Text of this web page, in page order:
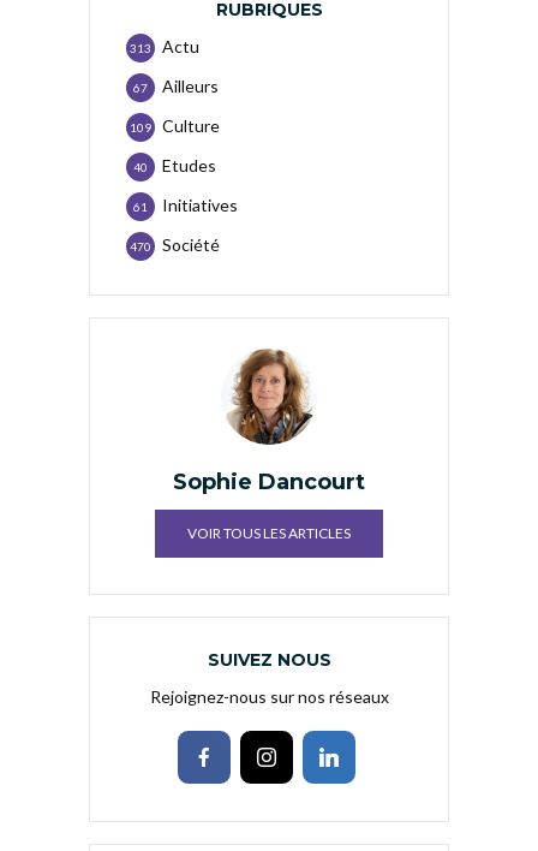
RUBRIQUES
Actu
313
Ailleurs
67
Culture
109
Etudes
40
Initiatives
61
Société
470
Sophie Dancourt
VOIR TOUS LES ARTICLES
SUIVEZ NOUS
Rejoignez-nous sur nos réseaux